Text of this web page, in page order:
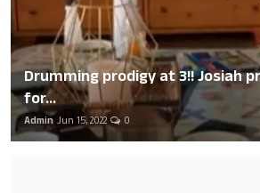
Drumming prodigy at 3!! Josiah
for...
Admin Jun 15, 2022 0